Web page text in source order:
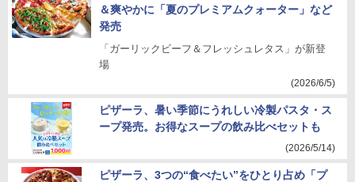
＆爽やかに「夏のプレミアムクォーター」など
発売
「ガーリックビーフ＆フレッシュレタス」が新登
場
(2026/6/5)
ピザーラ、暑い季節にうれしい冷製パスタ・ス
ープ発売。お得なスープの飲み比べセットも
(2026/5/14)
ピザーラ、3つの“食べたい”をひとり占め「プ